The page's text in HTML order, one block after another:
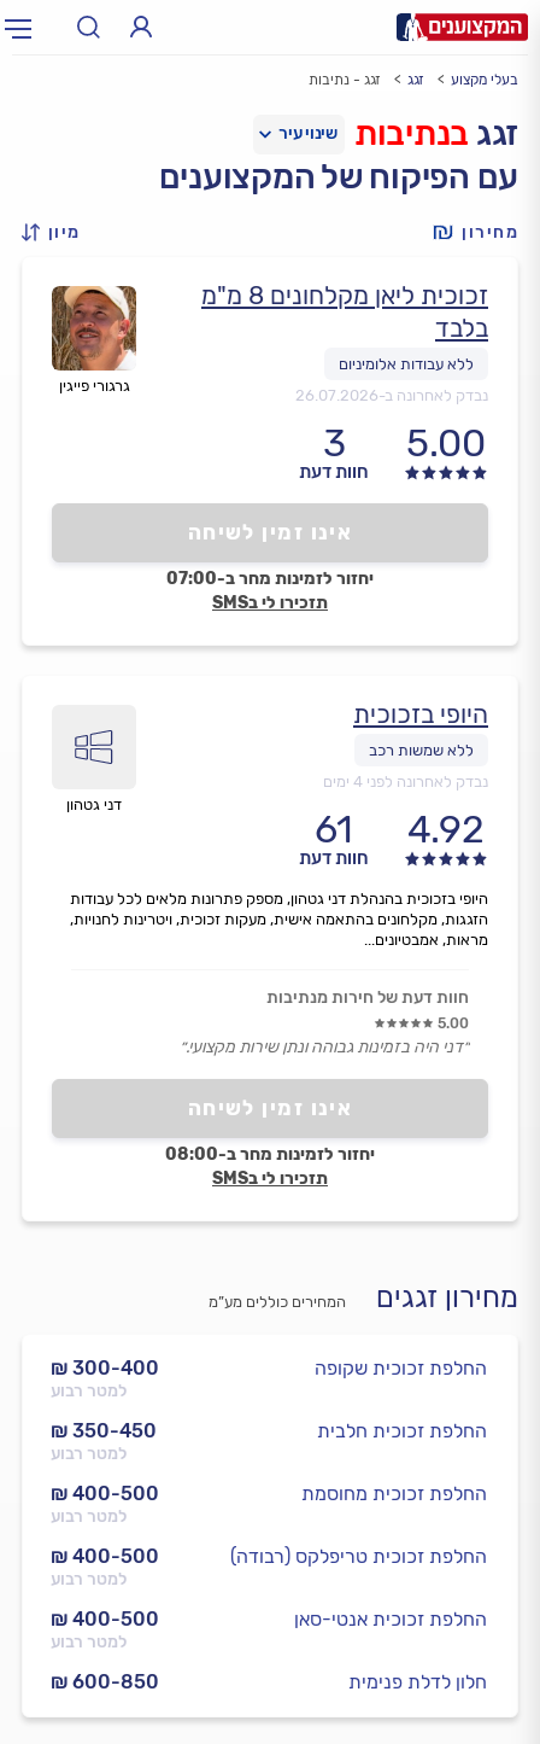
עירעיר: תל אביב, חיפה…
בעלי מקצוע זגג זגג - נתיבות
זגג בנתיבות
עם הפיקוח של המקצוענים
מחירון מיון
גרגורי פייגין
זכוכית ליאן מקלחונים 8 מ"מ
בלבד
נבדק לאחרונה ב-26.07.2026
5.00
3
חוות דעת
אינו זמין לשיחה
יחזור לזמינות מחר ב-07:00
תזכירו לי בSMS
דני גטהון
היופי בזכוכית
נבדק לאחרונה לפני 4 ימים
4.92
61
חוות דעת
אינו זמין לשיחה
יחזור לזמינות מחר ב-08:00
תזכירו לי בSMS
היופי בזכוכית בהנהלת דני גטהון, מספק פתרונות מלאים לכל עבודות
הזגגות, מקלחונים בהתאמה אישית, מעקות זכוכית, ויטרינות לחנויות,
מראות, אמבטיונים...
חוות דעת של חירות מנתיבות
5.00
״דני היה בזמינות גבוהה ונתן שירות מקצועי.״
מחירון זגגים המחירים כוללים מע”מ
₪ 300-400
למטר רבוע
החלפת זכוכית שקופה
₪ 350-450
למטר רבוע
החלפת זכוכית חלבית
₪ 400-500
למטר רבוע
החלפת זכוכית מחוסמת
₪ 400-500
למטר רבוע
החלפת זכוכית טריפלקס (רבודה)
₪ 400-500
למטר רבוע
החלפת זכוכית אנטי-סאן
₪ 600-850 חלון לדלת פנימית